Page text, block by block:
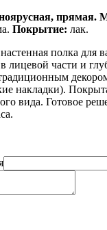
прямая.
Покрытие: лак.
полка для
лицевой части и
накладки).
вида. Готовое